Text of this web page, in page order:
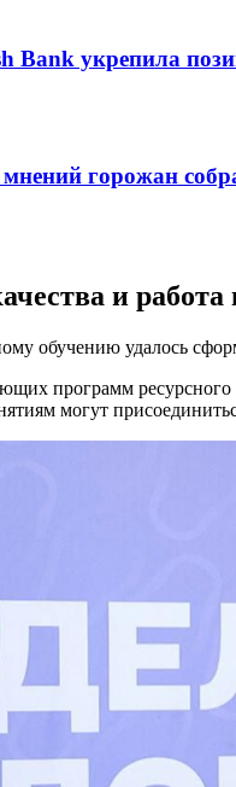
Bank укрепила
горожан
и
обучению удалось
программ ресурсного
могут